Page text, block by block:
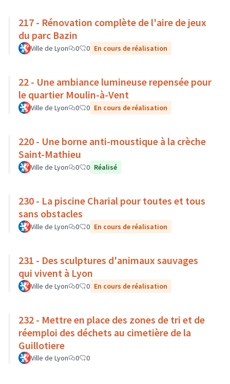
217 - Rénovation complète de l'aire de jeux
du parc Bazin
Ville de Lyon 0 0 En cours de réalisation
22 - Une ambiance lumineuse repensée pour
le quartier Moulin-à-Vent
Ville de Lyon 0 0 En cours de réalisation
220 - Une borne anti-moustique à la crèche
Saint-Mathieu
Ville de Lyon 0 0 Réalisé
230 - La piscine Charial pour toutes et tous
sans obstacles
Ville de Lyon 0 0 En cours de réalisation
231 - Des sculptures d'animaux sauvages
qui vivent à Lyon
Ville de Lyon 0 0 En cours de réalisation
232 - Mettre en place des zones de tri et de
réemploi des déchets au cimetière de la
Guillotiere
Ville de Lyon 0 0